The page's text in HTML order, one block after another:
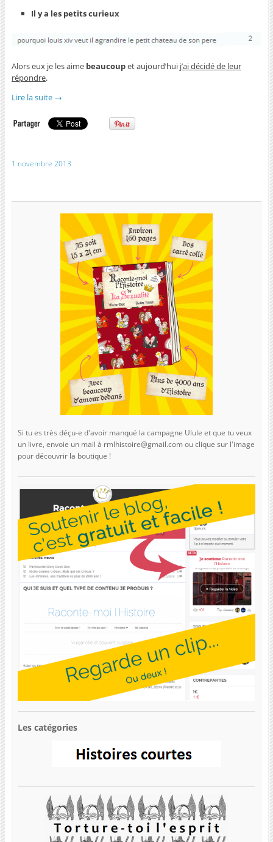
Il y a les petits curieux
Alors eux je les aime beaucoupet aujourd’hui j’ai décidé de leur
répondre.
Lire la suite →
1 novembre 2013
Si tu es très déçu-e d'avoir manqué la campagne Ulule et que tu veux
un livre, envoie un mail à rmlhistoire@gmail.com ou clique sur l'image
pour découvrir la boutique !
Les catégories